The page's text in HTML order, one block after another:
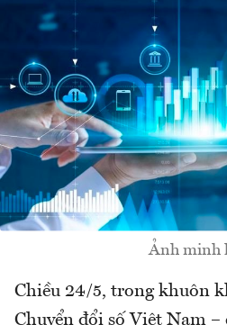
Ảnh minh
Chiều 24/5, trong khuôn
Chuyển đổi số Việt Nam